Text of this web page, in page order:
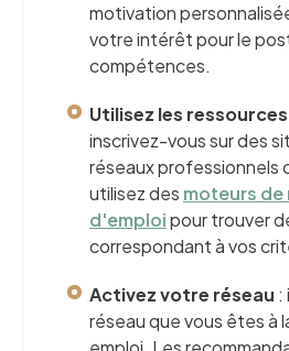
motivation
votre intérêt pour le
compétences.
Utilisez les
inscrivez-vous sur des
réseaux professionnels
utilisez des moteurs
d'emploipour trouver
correspondant à vos
Activez votre réseau :
réseau que vous êtes à